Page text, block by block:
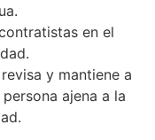
en el
y mantiene a
ajena a la